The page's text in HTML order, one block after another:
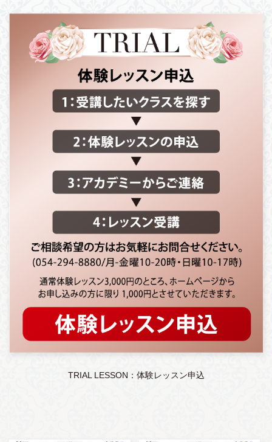
TRIAL LESSON：体験レッスン申込